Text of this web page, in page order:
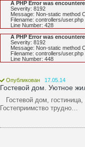
A PHP Error was
Severity: 8192
Message: Non-static method
Filename: controllers/user.php
Line Number: 428
A PHP Error was
Severity: 8192
Message: Non-static method
Filename: controllers/user.php
Line Number: 448
Опубликован 17.05.14
Гостевой дом. Уютное
Гостевой дом,
Гостеприимство трудно…